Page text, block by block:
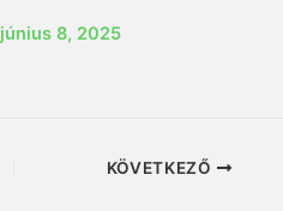
június 8, 2025
KÖVETKEZŐ